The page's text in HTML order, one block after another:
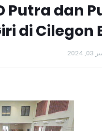
Putra dan
di Cilegon